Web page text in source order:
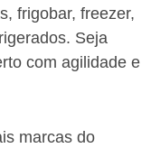
frigobar, freezer,
Seja
com agilidade e
marcas do